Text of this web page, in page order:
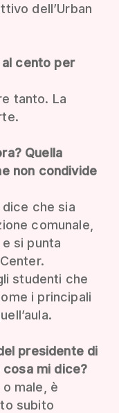
dell’Urban
cento per
tanto. La
Quella
non condivide
che sia
comunale,
si punta
studenti che
i principali
presidente di
cosa mi dice?
male, è
subito